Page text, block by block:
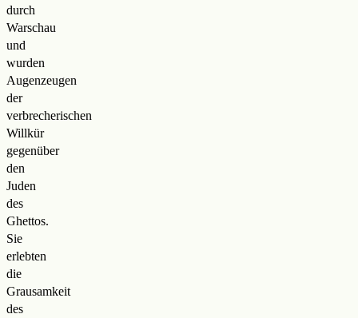
durch
Warschau
und
wurden
Augenzeugen
der
verbrecherischen
Willkür
gegenüber
den
Juden
des
Ghettos.
Sie
erlebten
die
Grausamkeit
des